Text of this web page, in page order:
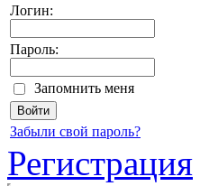
Логин:
Пароль:
Запомнить меня
Забыли свой пароль?
Регистрация